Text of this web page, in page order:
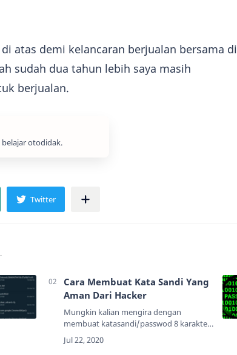
atas demi kelancaran berjualan bersama di
sudah dua tahun lebih saya masih
berjualan.
belajar otodidak.
Cara Membuat Kata Sandi Yang
Aman Dari Hacker
Mungkin kalian mengira dengan
membuat katasandi/passwod 8 karakter
saja sudah pasti aman.Kalian tidak tahu
kata sandi/password seperti apa sih yang